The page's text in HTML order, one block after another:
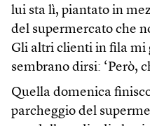
lui sta lì, piantato in
del supermercato che
Gli altri clienti in fila mi
sembrano dirsi: ‘Però,
Quella domenica
parcheggio del